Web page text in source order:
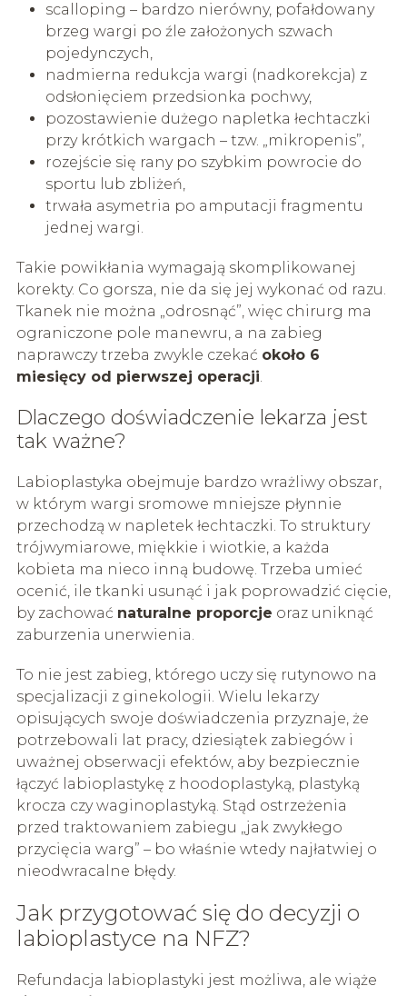
scalloping – bardzo nierówny, pofałdowany
brzeg wargi po źle założonych szwach
pojedynczych,
nadmierna redukcja wargi (nadkorekcja) z
odsłonięciem przedsionka pochwy,
pozostawienie dużego napletka łechtaczki
przy krótkich wargach – tzw. „mikropenis”,
rozejście się rany po szybkim powrocie do
sportu lub zbliżeń,
trwała asymetria po amputacji fragmentu
jednej wargi.
Takie powikłania wymagają skomplikowanej
korekty. Co gorsza, nie da się jej wykonać od razu.
Tkanek nie można „odrosnąć”, więc chirurg ma
ograniczone pole manewru, a na zabieg
naprawczy trzeba zwykle czekać około 6
miesięcy od pierwszej operacji.
Dlaczego doświadczenie lekarza jest
tak ważne?
Labioplastyka obejmuje bardzo wrażliwy obszar,
w którym wargi sromowe mniejsze płynnie
przechodzą w napletek łechtaczki. To struktury
trójwymiarowe, miękkie i wiotkie, a każda
kobieta ma nieco inną budowę. Trzeba umieć
ocenić, ile tkanki usunąć i jak poprowadzić cięcie,
by zachować naturalne proporcje oraz uniknąć
zaburzenia unerwienia.
To nie jest zabieg, którego uczy się rutynowo na
specjalizacji z ginekologii. Wielu lekarzy
opisujących swoje doświadczenia przyznaje, że
potrzebowali lat pracy, dziesiątek zabiegów i
uważnej obserwacji efektów, aby bezpiecznie
łączyć labioplastykę z hoodoplastyką, plastyką
krocza czy waginoplastyką. Stąd ostrzeżenia
przed traktowaniem zabiegu „jak zwykłego
przycięcia warg” – bo właśnie wtedy najłatwiej o
nieodwracalne błędy.
Jak przygotować się do decyzji o
labioplastyce na NFZ?
Refundacja labioplastyki jest możliwa, ale wiąże